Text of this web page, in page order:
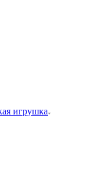
игрушка